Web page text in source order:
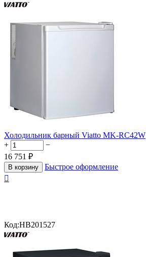
Холодильник барный Viatto MK-RC42W
+
−
16 751 ₽
В корзину
Быстрое оформление

Код:HB201527